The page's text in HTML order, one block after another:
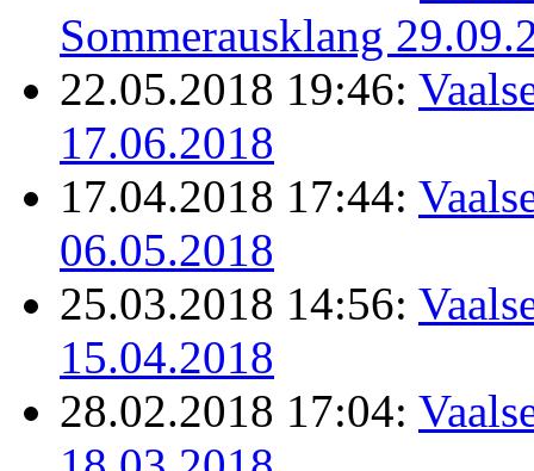
Sommerausklang
22.05.2018 19:46:
17.06.2018
17.04.2018 17:44:
06.05.2018
25.03.2018 14:56:
15.04.2018
28.02.2018 17:04: